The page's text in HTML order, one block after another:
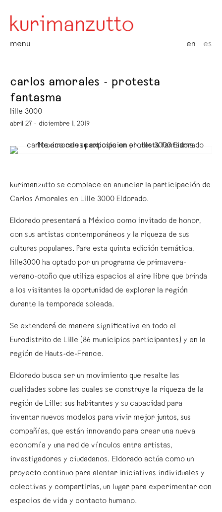
menu en es
carlos amorales - protesta
fantasma
lille 3000
abril 27 - diciembre 1, 2019
kurimanzutto se complace en anunciar la participación de
Carlos Amorales en Lille 3000 Eldorado.
Eldorado presentará a México como invitado de honor,
con sus artistas contemporáneos y la riqueza de sus
culturas populares. Para esta quinta edición temática,
lille3000 ha optado por un programa de primavera-
verano-otoño que utiliza espacios al aire libre que brinda
a los visitantes la oportunidad de explorar la región
durante la temporada soleada.
Se extenderá de manera significativa en todo el
Eurodistrito de Lille (86 municipios participantes) y en la
región de Hauts-de-France.
Eldorado busca ser un movimiento que resalte las
cualidades sobre las cuales se construye la riqueza de la
región de Lille: sus habitantes y su capacidad para
inventar nuevos modelos para vivir mejor juntos, sus
compañías, que están innovando para crear una nueva
economía y una red de vínculos entre artistas,
investigadores y ciudadanos. Eldorado actúa como un
proyecto continuo para alentar iniciativas individuales y
colectivas y compartirlas, un lugar para experimentar con
espacios de vida y contacto humano.